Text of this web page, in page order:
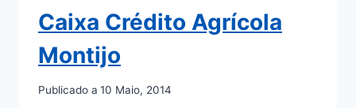
Caixa Crédito Agrícola
Montijo
Publicado a 10 Maio, 2014